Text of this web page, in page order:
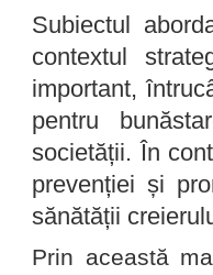
Subiectul
contextul
important,
pentru
societății. În
prevenției și
sănătății
Prin această